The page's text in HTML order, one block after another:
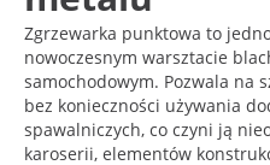
Zgrzewarka punktowa to
nowoczesnym warsztacie
samochodowym. Pozwala na
bez konieczności używania
spawalniczych, co czyni ją
karoserii, elementów